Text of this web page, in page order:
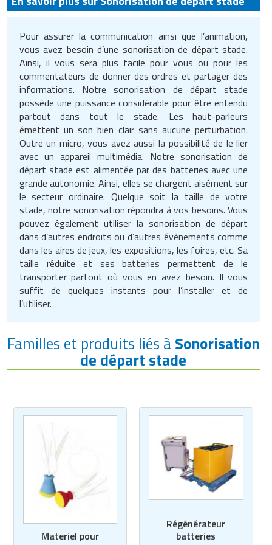
Matériel de musculation
Vêtement sportif
Sautause professionnelle
Table de cuisson professionnelle
Tables de préparation réfrigérées
Ustensile de cuisine
Vaisselle restaurant
Vitrines réfrigérées
Pour assurer la communication ainsi que l’animation,
vous avez besoin d’une sonorisation de départ stade.
Ainsi, il vous sera plus facile pour vous ou pour les
commentateurs de donner des ordres et partager des
informations. Notre sonorisation de départ stade
possède une puissance considérable pour être entendu
partout dans tout le stade. Les haut-parleurs
émettent un son bien clair sans aucune perturbation.
Outre un micro, vous avez aussi la possibilité de le lier
avec un appareil multimédia. Notre sonorisation de
départ stade est alimentée par des batteries avec une
grande autonomie. Ainsi, elles se chargent aisément sur
le secteur ordinaire. Quelque soit la taille de votre
stade, notre sonorisation répondra à vos besoins. Vous
pouvez également utiliser la sonorisation de départ
dans d’autres endroits ou d’autres évènements comme
dans les aires de jeux, les expositions, les foires, etc. Sa
taille réduite et ses batteries permettent de le
transporter partout où vous en avez besoin. Il vous
suffit de quelques instants pour l’installer et de
l’utiliser.
Familles et produits liés à Sonorisation
de départ stade
Materiel pour
Régénérateur
batteries